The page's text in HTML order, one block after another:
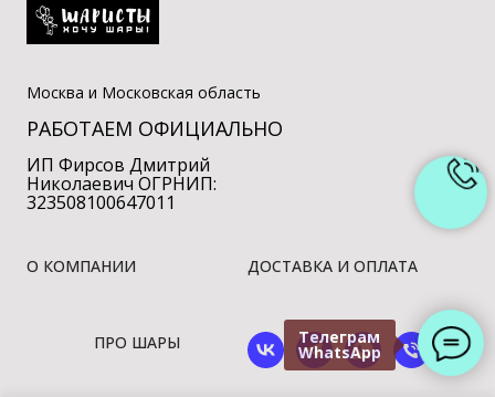
Телеграм
WhatsApp
Москва и Московская область
РАБОТАЕМ ОФИЦИАЛЬНО
ИП Фирсов Дмитрий
Николаевич ОГРНИП:
323508100647011
О КОМПАНИИ ДОСТАВКА И ОПЛАТА
ПРО ШАРЫ